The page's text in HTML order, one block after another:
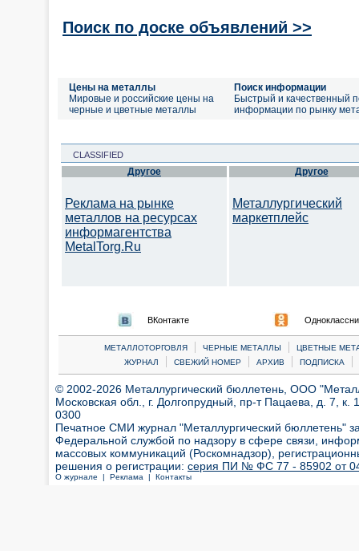
Поиск по доске объявлений >>
Цены на металлы
Мировые и российские цены на
черные и цветные металлы
Поиск информации
Быстрый и качественный
информации по рынку
CLASSIFIED
Другое
Реклама на рынке
металлов на ресурсах
информагентства
MetalTorg.Ru
Другое
Металлургический
маркетплейс
ВКонтакте
МЕТАЛЛОТОРГОВЛЯ | ЧЕРНЫЕ МЕТАЛЛЫ |
ЦВЕТНЫЕ
ЖУРНАЛ
| СВЕЖИЙ НОМЕР | АРХИВ | ПОДПИСКА |
© 2002-2026 Металлургический бюллетень, ООО
Московская обл., г. Долгопрудный, пр-т Пацаева, д. 7,
0300
Печатное СМИ журнал "Металлургический бюллетень"
Федеральной службой по надзору в сфере связи,
массовых коммуникаций (Роскомнадзор),
решения о регистрации: серия ПИ № ФС 77 - 85902 от 04
О журнале | Реклама | Контакты